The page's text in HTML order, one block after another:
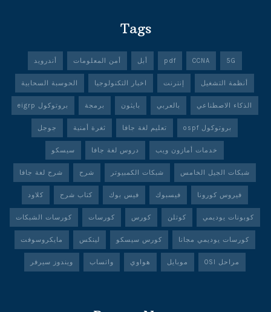
Tags
5G
CCNA
pdf أبل أمن المعلومات أندرويد
أنظمة التشغيل إنترنت اخبار التكنولوجيا الحوسبة السحابية
الذكاء الاصطناعي بالعربي بايثون برمجة بروتوكول eigrp
بروتوكول ospf تعليم لغة جافا ثغرة أمنية جوجل
خدمات أمازون ويب دروس لغة جافا سيسكو
شبكات الجيل الخامس شبكات الكمبيوتر شرح شرح لغة جافا
فيروس كورونا فيسبوك فيس بوك كتاب شرح كلاود
كوبونات يوديمي كوتلن كورس كورسات كورسات الشبكات
كورسات يوديمي مجانا كورس سيسكو لينكس مايكروسوفت
مراحل OSI موبايل هواوي واتساب ويندوز سيرفر